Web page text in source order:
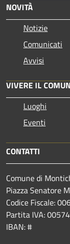
NOVITÀ
Notizie
Comunicati
Avvisi
VIVERE IL
Luoghi
Eventi
CONTATTI
Comune di
Piazza Senatore
Codice Fiscale:
Partita IVA:
IBAN: #